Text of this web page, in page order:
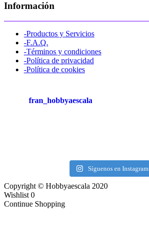
Información
-Productos y Servicios
-F.A.Q.
-Términos y condiciones
-Política de privacidad
-Política de cookies
fran_hobbyaescala
Síguenos en Instagram
Copyright © Hobbyaescala 2020
Wishlist 0
Continue Shopping